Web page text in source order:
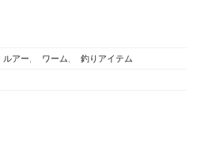
ルアー ワーム 釣りアイテム